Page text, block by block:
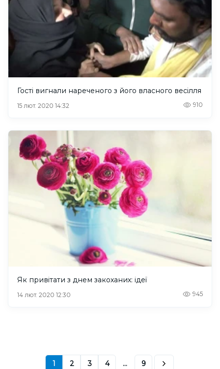
Гості вигнали нареченого з його власного весілля
15 лют. 2020 14:32 910
Як привітати з днем закоханих: ідеї
14 лют. 2020 12:30 945
1 2 3 4 ... 9